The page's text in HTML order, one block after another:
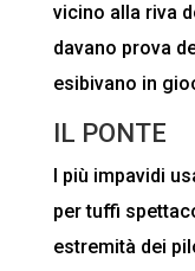
vicino alla riva
davano prova
esibivano in
IL PONTE
I più impavidi
per tuffi
estremità dei